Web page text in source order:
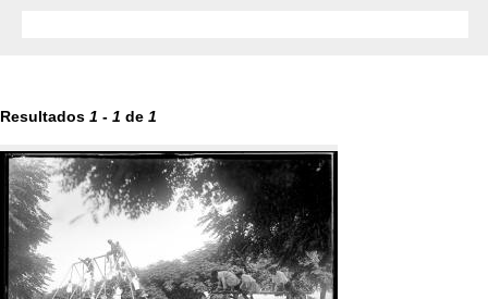
Resultados 1 - 1 de 1